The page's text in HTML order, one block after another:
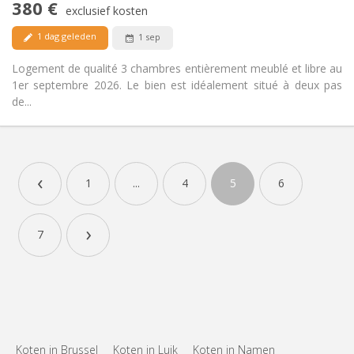
380 € exclusief kosten
1 dag geleden 1 sep
Logement de qualité 3 chambres entièrement meublé et libre au
1er septembre 2026. Le bien est idéalement situé à deux pas
de...
‹ 1 ... 4 5 6
7 ›
Koten in Brussel Koten in Luik Koten in Namen